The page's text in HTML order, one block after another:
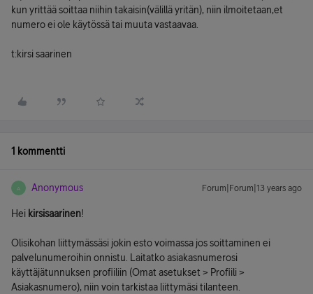
kun yrittää soittaa niihin takaisin(välillä yritän), niin ilmoitetaan,et
numero ei ole käytössä tai muuta vastaavaa.
t:kirsi saarinen
1 kommentti
A Anonymous Forum|Forum|13 years ago
Hei kirsisaarinen!
Olisikohan liittymässäsi jokin esto voimassa jos soittaminen ei
palvelunumeroihin onnistu. Laitatko asiakasnumerosi
käyttäjätunnuksen profiiliin (Omat asetukset > Profiili >
Asiakasnumero), niin voin tarkistaa liittymäsi tilanteen.